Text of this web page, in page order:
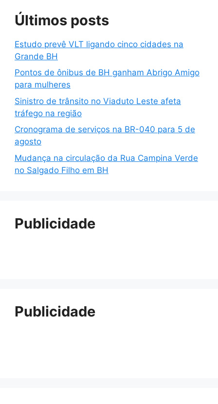
Últimos posts
Estudo prevê VLT ligando cinco cidades na
Grande BH
Pontos de ônibus de BH ganham Abrigo Amigo
para mulheres
Sinistro de trânsito no Viaduto Leste afeta
tráfego na região
Cronograma de serviços na BR-040 para 5 de
agosto
Mudança na circulação da Rua Campina Verde
no Salgado Filho em BH
Publicidade
Publicidade